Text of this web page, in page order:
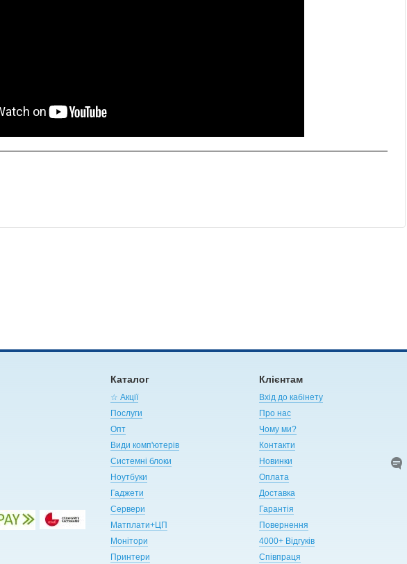
Каталог
☆ Акції
Послуги
Опт
Види комп'ютерів
Системні блоки
Ноутбуки
Гаджети
Сервери
Матплати+ЦП
Монітори
Принтери
Клієнтам
Вхід до кабінету
Про нас
Чому ми?
Контакти
Новинки
Оплата
Доставка
Гарантія
Повернення
4000+ Відгуків
Співпраця